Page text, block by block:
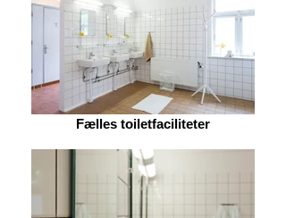
Fælles toiletfaciliteter